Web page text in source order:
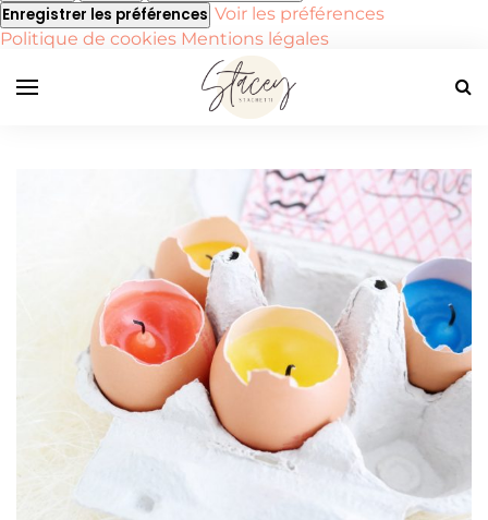
Enregistrer les préférences Voir les préférences
Politique de cookies Mentions légales